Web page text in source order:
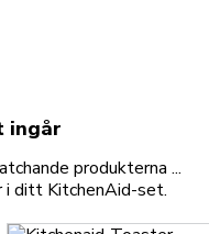
ingår
produkterna ...
i ditt KitchenAid-set.